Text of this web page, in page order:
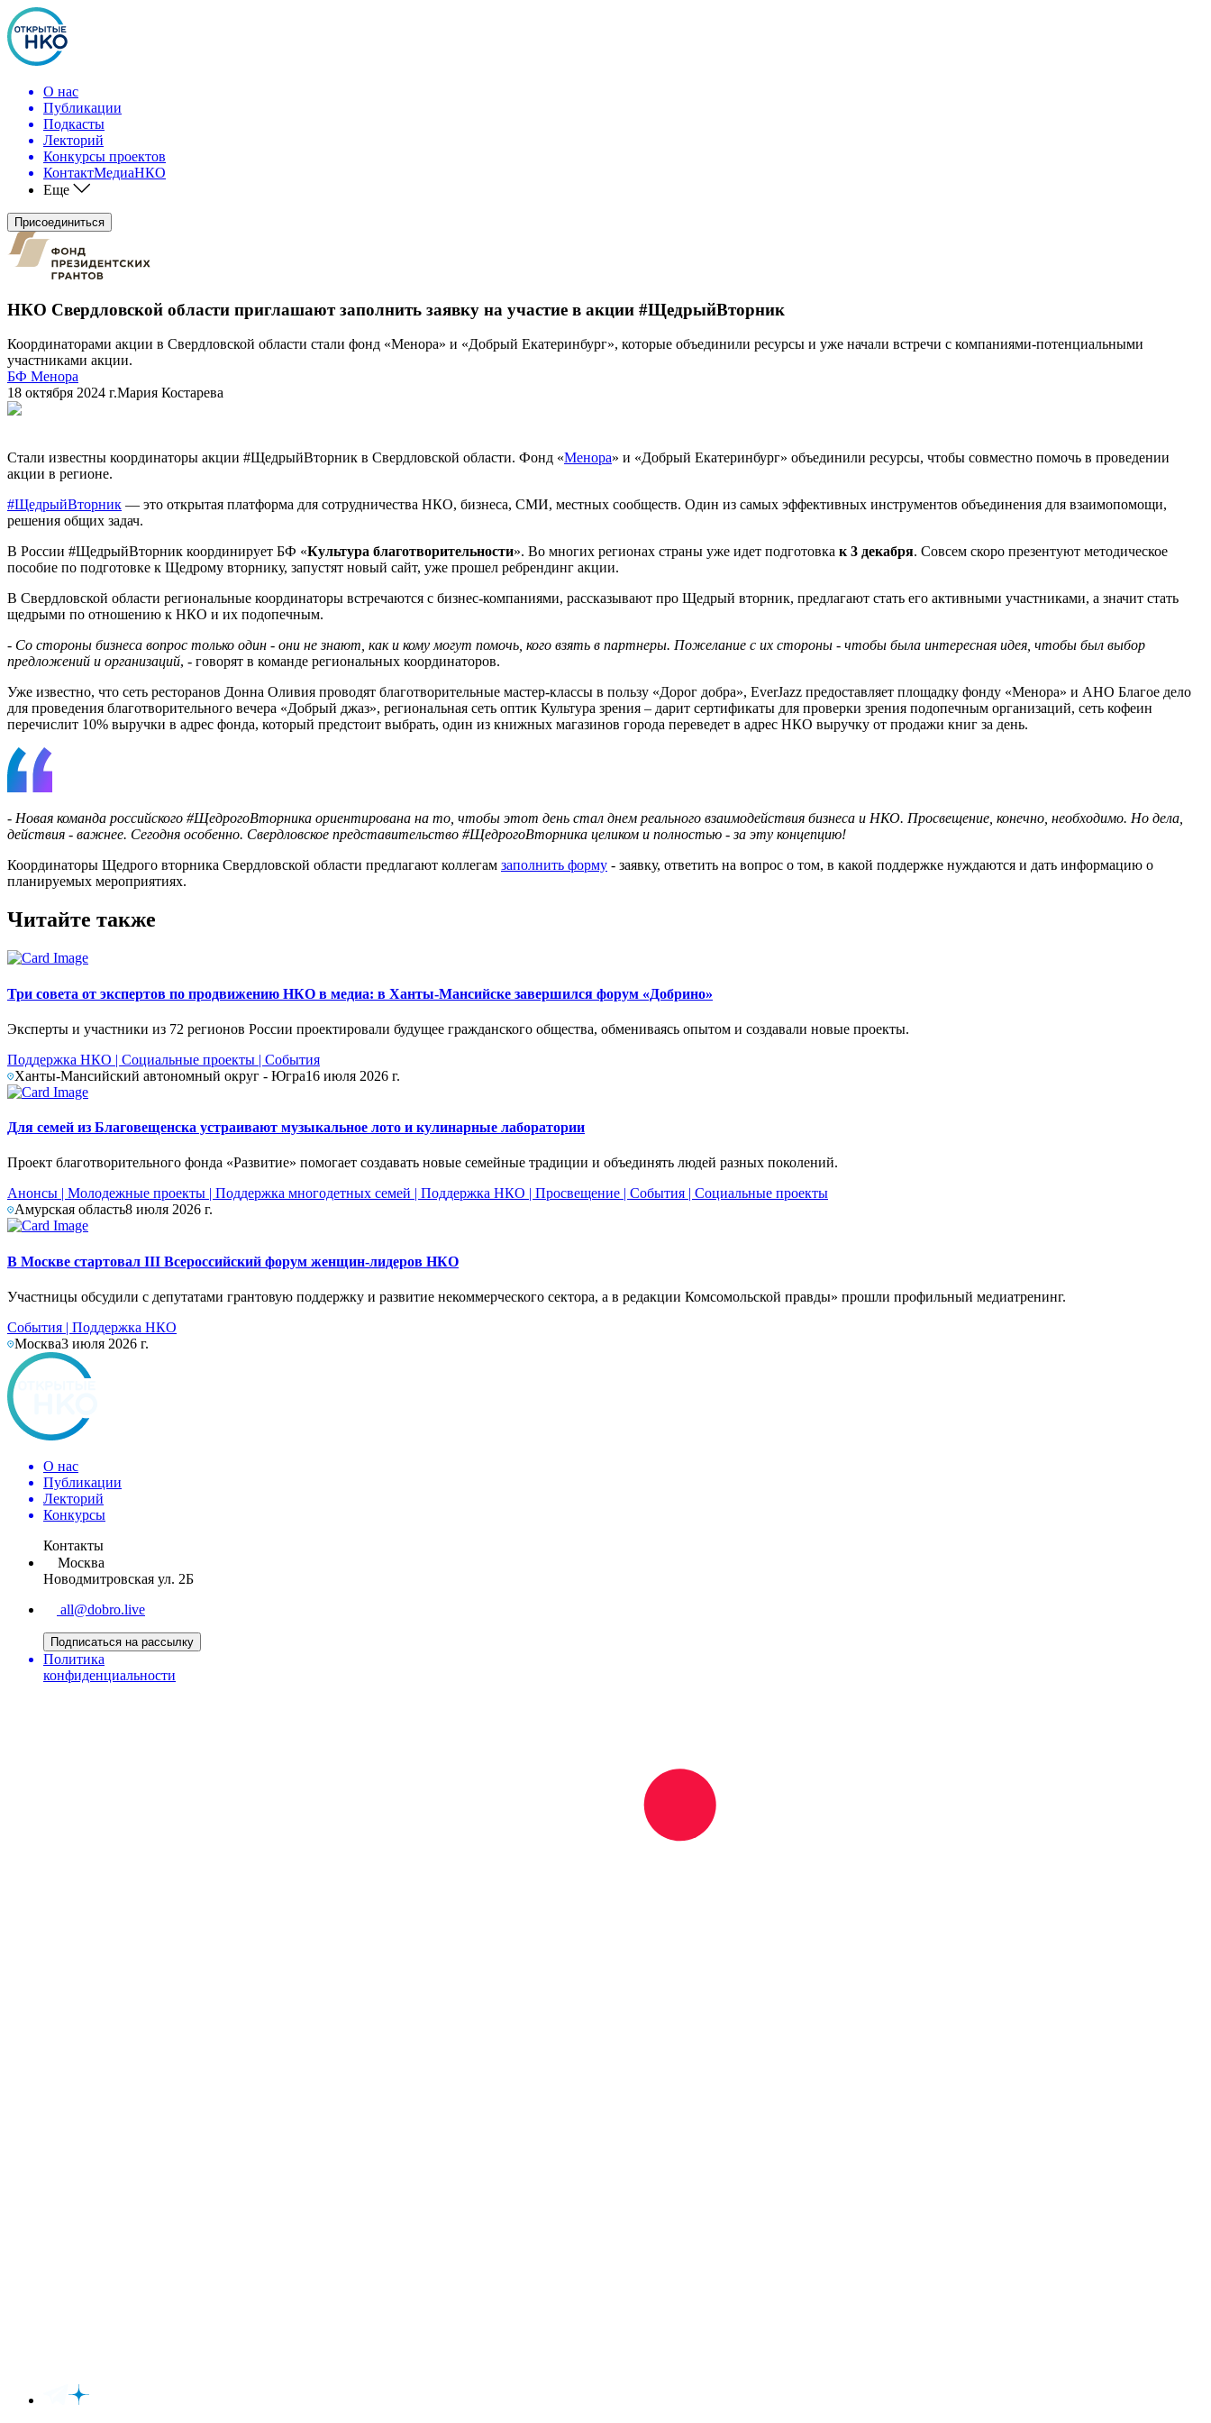
О нас
Публикации
Подкасты
Лекторий
Конкурсы проектов
КонтактМедиаНКО
Еще
Присоединиться
НКО Свердловской области приглашают заполнить заявку на участие в акции #ЩедрыйВторник
Координаторами акции в Свердловской области стали фонд «Менора» и «Добрый Екатеринбург», которые объединили ресурсы и уже начали встречи с компаниями-потенциальными
участниками акции.
БФ Менора
18 октября 2024 г.Мария Костарева
Стали известны координаторы акции #ЩедрыйВторник в Свердловской области. Фонд «Менора» и «Добрый Екатеринбург» объединили ресурсы, чтобы совместно помочь в проведении
акции в регионе.
#ЩедрыйВторник — это открытая платформа для сотрудничества НКО, бизнеса, СМИ, местных сообществ. Один из самых эффективных инструментов объединения для взаимопомощи,
решения общих задач.
В России #ЩедрыйВторник координирует БФ «Культура благотворительности». Во многих регионах страны уже идет подготовка к 3 декабря. Совсем скоро презентуют методическое
пособие по подготовке к Щедрому вторнику, запустят новый сайт, уже прошел ребрендинг акции.
В Свердловской области региональные координаторы встречаются с бизнес-компаниями, рассказывают про Щедрый вторник, предлагают стать его активными участниками, а значит стать
щедрыми по отношению к НКО и их подопечным.
- Со стороны бизнеса вопрос только один - они не знают, как и кому могут помочь, кого взять в партнеры. Пожелание с их стороны - чтобы была интересная идея, чтобы был выбор
предложений и организаций, - говорят в команде региональных координаторов.
Уже известно, что сеть ресторанов Донна Оливия проводят благотворительные мастер-классы в пользу «Дорог добра», EverJazz предоставляет площадку фонду «Менора» и АНО Благое дело
для проведения благотворительного вечера «Добрый джаз», региональная сеть оптик Культура зрения – дарит сертификаты для проверки зрения подопечным организаций, сеть кофеин
перечислит 10% выручки в адрес фонда, который предстоит выбрать, один из книжных магазинов города переведет в адрес НКО выручку от продажи книг за день.
- Новая команда российского #ЩедрогоВторника ориентирована на то, чтобы этот день стал днем реального взаимодействия бизнеса и НКО. Просвещение, конечно, необходимо. Но дела,
действия - важнее. Сегодня особенно. Свердловское представительство #ЩедрогоВторника целиком и полностью - за эту концепцию!
Координаторы Щедрого вторника Свердловской области предлагают коллегам заполнить форму - заявку, ответить на вопрос о том, в какой поддержке нуждаются и дать информацию о
планируемых мероприятиях.
Читайте также
Три совета от экспертов по продвижению НКО в медиа: в Ханты-Мансийске завершился форум «Добрино»
Эксперты и участники из 72 регионов России проектировали будущее гражданского общества, обмениваясь опытом и создавали новые проекты.
Поддержка НКО | Социальные проекты | События
Ханты-Мансийский автономный округ - Югра16 июля 2026 г.
Для семей из Благовещенска устраивают музыкальное лото и кулинарные лаборатории
Проект благотворительного фонда «Развитие» помогает создавать новые семейные традиции и объединять людей разных поколений.
Анонсы | Молодежные проекты | Поддержка многодетных семей | Поддержка НКО | Просвещение | События | Социальные проекты
Амурская область8 июля 2026 г.
В Москве стартовал III Всероссийский форум женщин-лидеров НКО
Участницы обсудили с депутатами грантовую поддержку и развитие некоммерческого сектора, а в редакции Комсомольской правды» прошли профильный медиатренинг.
События | Поддержка НКО
Москва3 июля 2026 г.
О нас
Публикации
Лекторий
Конкурсы
Контакты
Москва
Новодмитровская ул. 2Б
all@dobro.live
Подписаться на рассылку
Политика
конфиденциальности